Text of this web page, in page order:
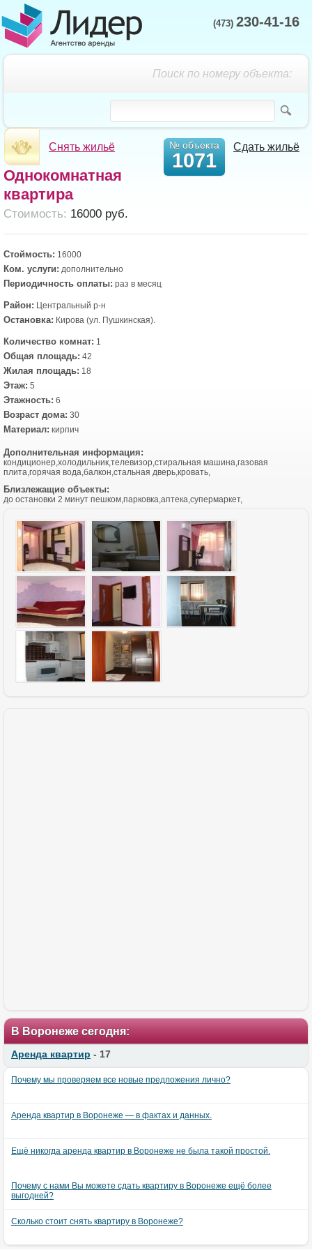
(473) 230-41-16
Поиск по номеру объекта:
Снять жильё Сдать жильё
№ объекта
1071
Однокомнатная
квартира
Cтоимость: 16000 руб.
Стоймость: 16000
Ком. услуги: дополнительно
Периодичность оплаты: раз в месяц
Район: Центральный р-н
Остановка: Кирова (ул. Пушкинская).
Количество комнат: 1
Общая площадь: 42
Жилая площадь: 18
Этаж: 5
Этажность: 6
Возраст дома: 30
Материал: кирпич
Дополнительная информация:
кондиционер,холодильник,телевизор,стиральная машина,газовая
плита,горячая вода,балкон,стальная дверь,кровать,
Близлежащие объекты:
до остановки 2 минут пешком,парковка,аптека,супермаркет,
В Воронеже сегодня:
Аренда квартир - 17
Почему мы проверяем все новые предложения лично?
Аренда квартир в Воронеже — в фактах и данных.
Ещё никогда аренда квартир в Воронеже не была такой простой.
Почему с нами Вы можете сдать квартиру в Воронеже ещё более
выгодней?
Сколько стоит снять квартиру в Воронеже?